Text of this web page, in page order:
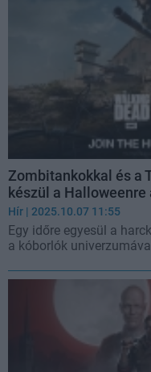
Zombitankokkal és a
készül a Halloweenre
Hír | 2025.10.07 11:55
Egy időre egyesül a
a kóborlók